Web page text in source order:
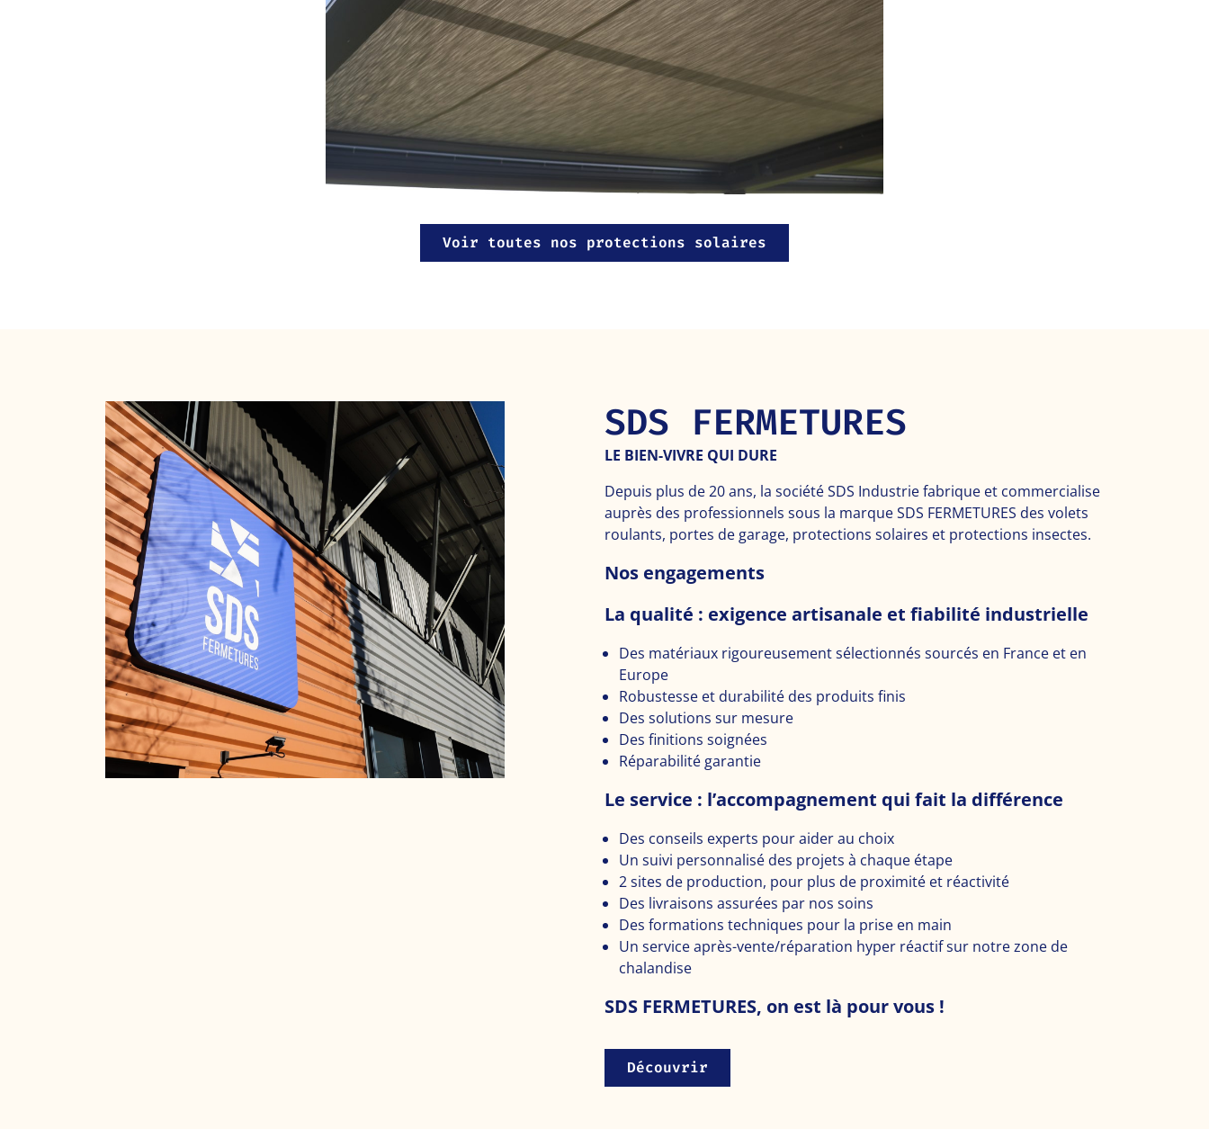
Voir toutes nos protections solaires
SDS FERMETURES
LE BIEN-VIVRE QUI DURE
Depuis plus de 20 ans, la société SDS Industrie fabrique et commercialise
auprès des professionnels sous la marque SDS FERMETURES des volets
roulants, portes de garage, protections solaires et protections insectes.
Nos engagements
La qualité : exigence artisanale et fiabilité industrielle
Des matériaux rigoureusement sélectionnés sourcés en France et en
Europe
Robustesse et durabilité des produits finis
Des solutions sur mesure
Des finitions soignées
Réparabilité garantie
Le service : l’accompagnement qui fait la différence
Des conseils experts pour aider au choix
Un suivi personnalisé des projets à chaque étape
2 sites de production, pour plus de proximité et réactivité
Des livraisons assurées par nos soins
Des formations techniques pour la prise en main
Un service après-vente/réparation hyper réactif sur notre zone de
chalandise
SDS FERMETURES, on est là pour vous !
Découvrir